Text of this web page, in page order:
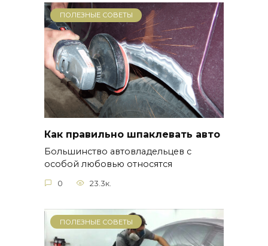
ПОЛЕЗНЫЕ СОВЕТЫ
Как правильно шпаклевать авто
Большинство автовладельцев с
особой любовью относятся
0 23.3к.
ПОЛЕЗНЫЕ СОВЕТЫ